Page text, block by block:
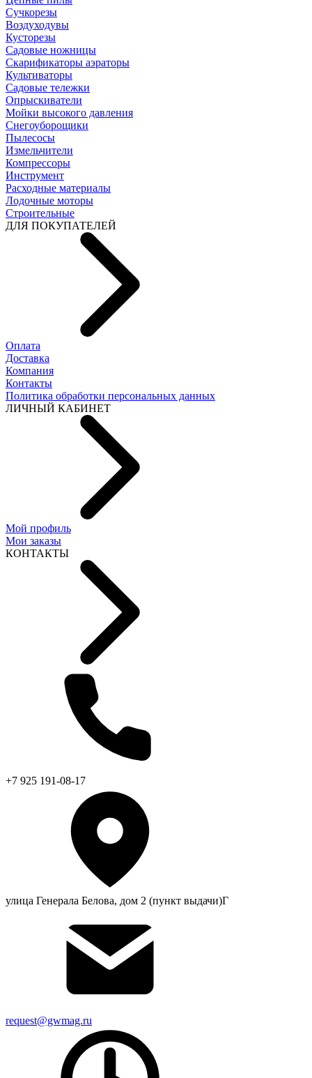
Cучкорезы
Воздуходувы
Кусторезы
Садовые ножницы
Скарификаторы аэраторы
Культиваторы
Садовые тележки
Опрыскиватели
Мойки высокого давления
Снегоуборощики
Пылесосы
Измельчители
Компрессоры
Инструмент
Расходные материалы
Лодочные моторы
Строительные
ДЛЯ ПОКУПАТЕЛЕЙ
Оплата
Доставка
Компания
Контакты
Политика обработки персональных данных
ЛИЧНЫЙ КАБИНЕТ
Мой профиль
Мои заказы
КОНТАКТЫ
+7 925 191-08-17
улица Генерала Белова, дом 2 (пункт выдачи)Г
request@gwmag.ru